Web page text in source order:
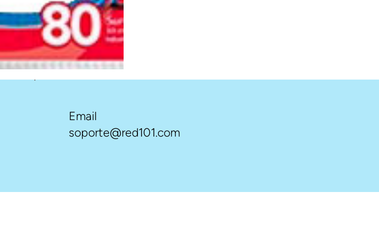
Email
soporte@red101.com